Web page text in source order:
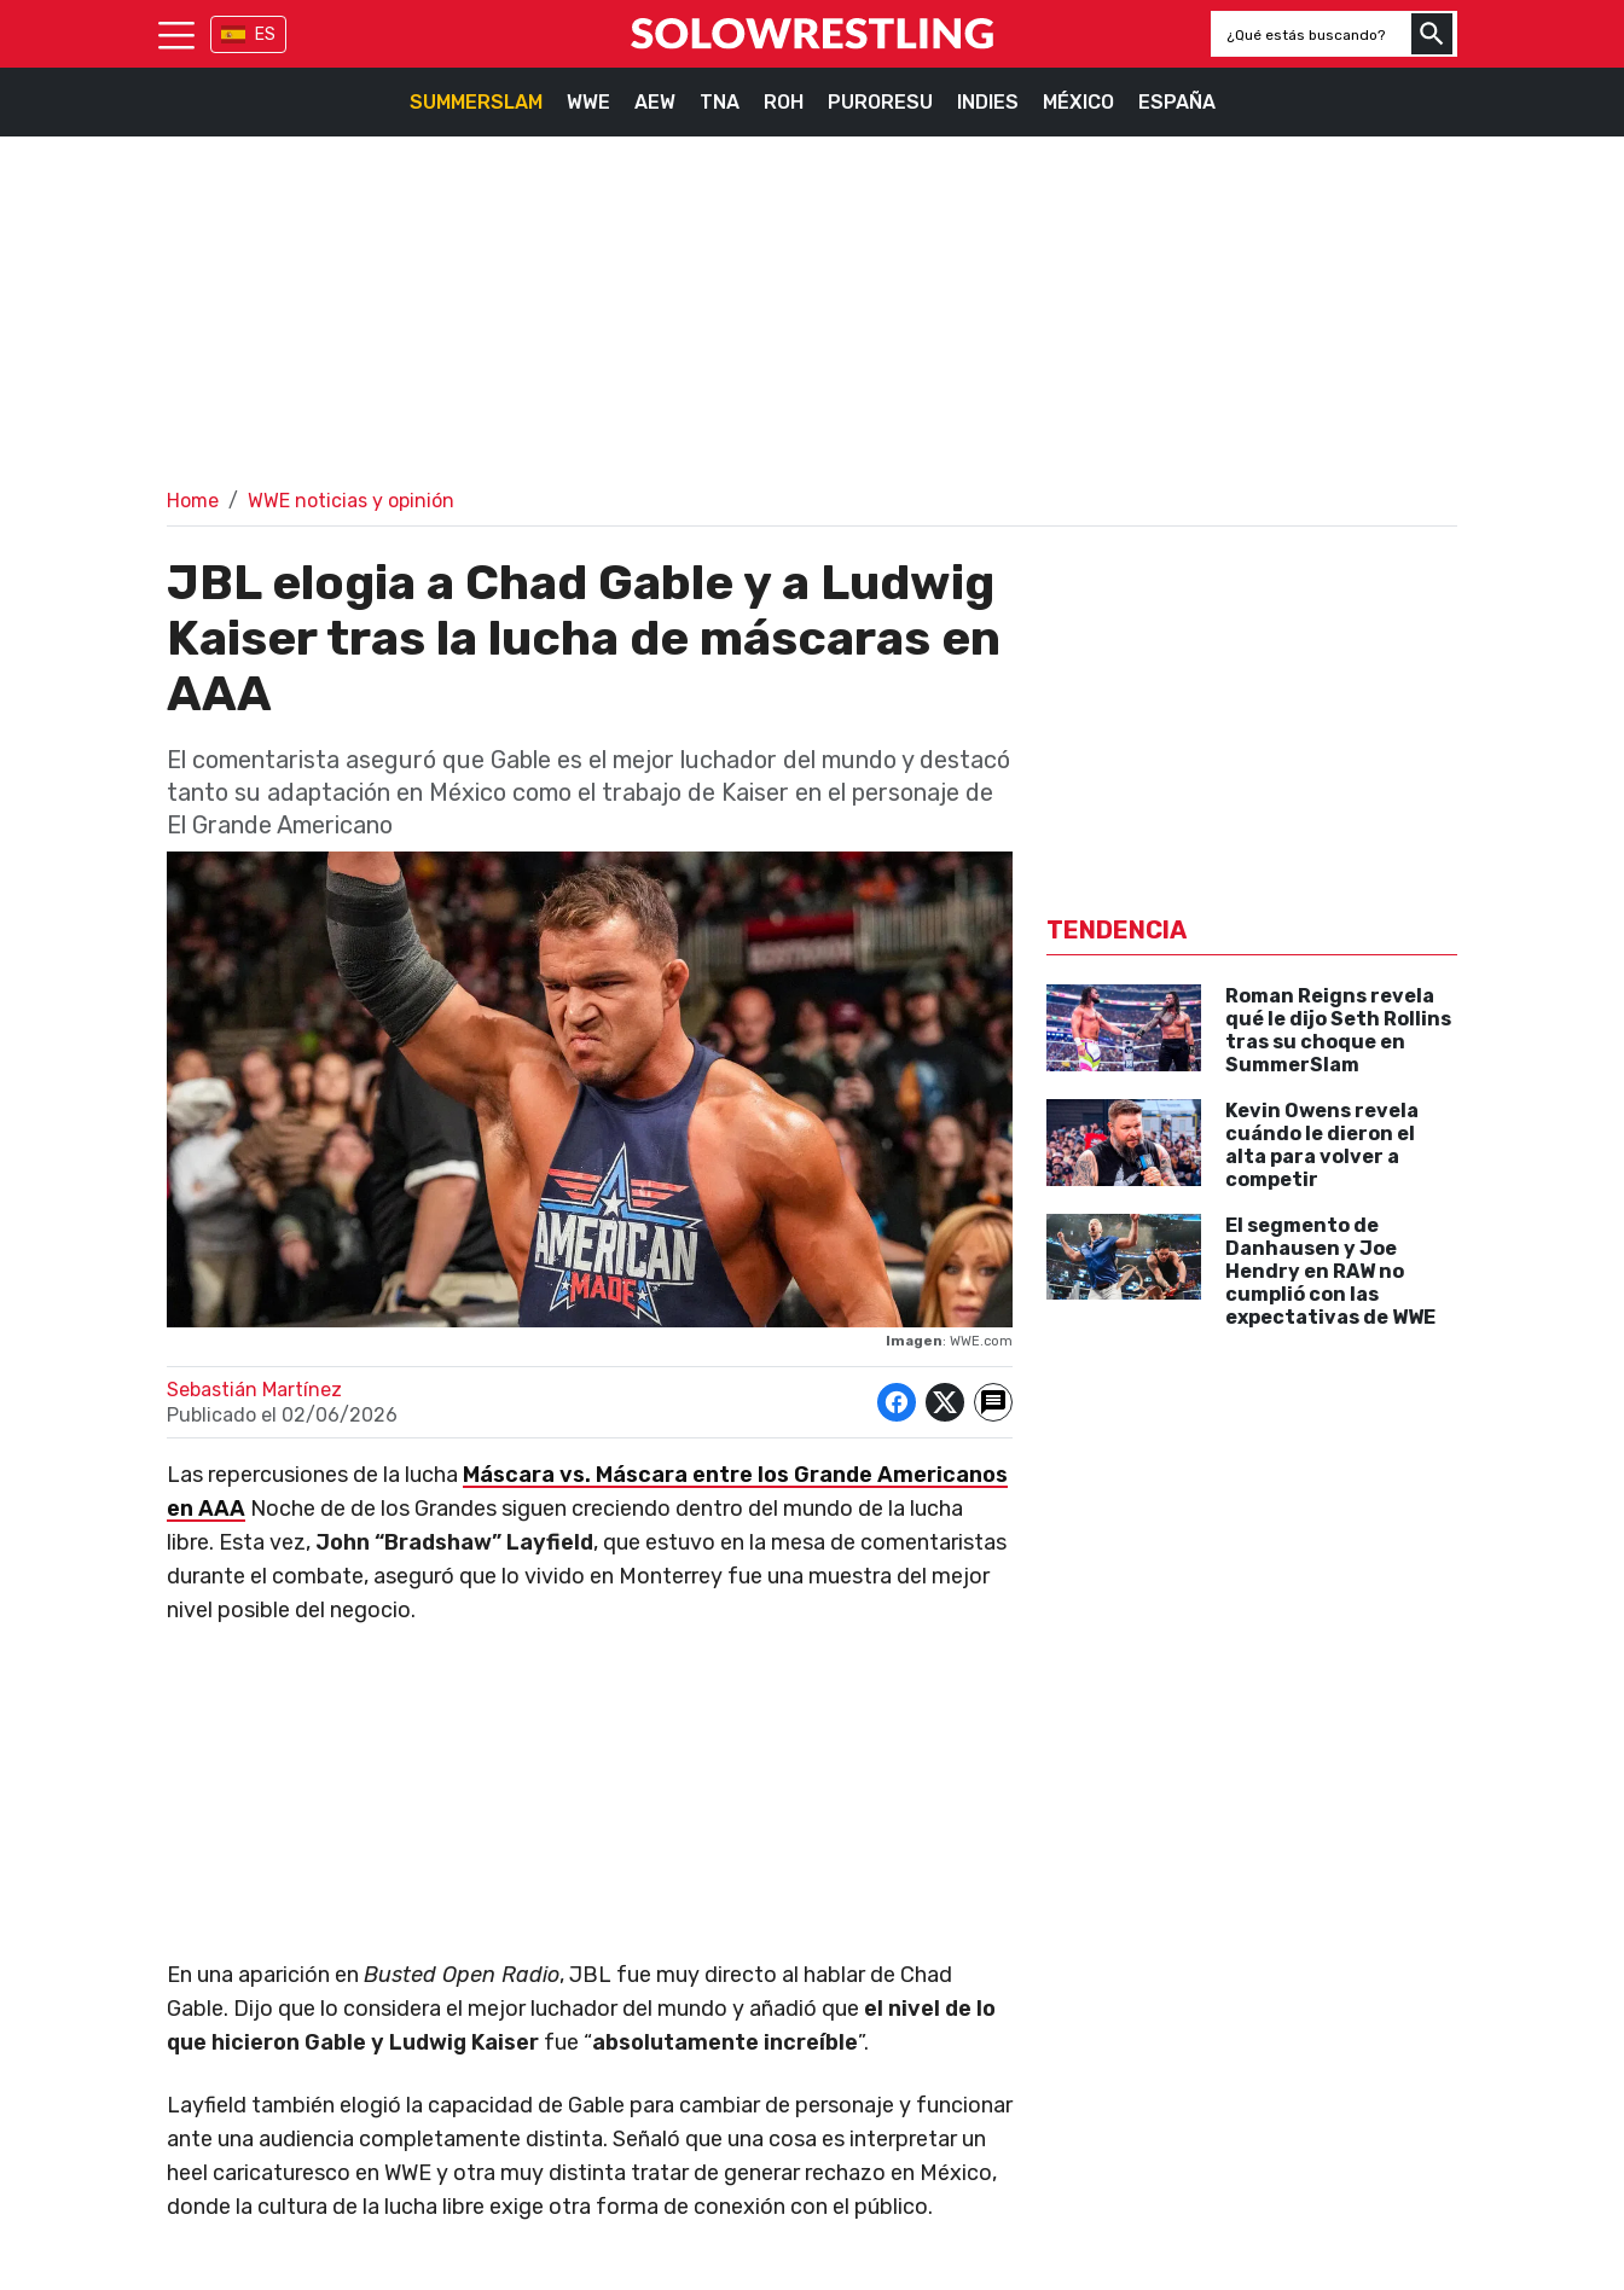
ES
SUMMERSLAM WWE AEW TNA ROH PURORESU INDIES MÉXICO ESPAÑA
Home WWE noticias y opinión
JBL elogia a Chad Gable y a Ludwig
Kaiser tras la lucha de máscaras en
AAA
El comentarista aseguró que Gable es el mejor luchador del mundo y destacó
tanto su adaptación en México como el trabajo de Kaiser en el personaje de
El Grande Americano
Imagen: WWE.com
Sebastián Martínez
Publicado el 02/06/2026
Las repercusiones de la lucha Máscara vs. Máscara entre los Grande Americanos
en AAA Noche de de los Grandes siguen creciendo dentro del mundo de la lucha
libre. Esta vez, John “Bradshaw” Layfield, que estuvo en la mesa de comentaristas
durante el combate, aseguró que lo vivido en Monterrey fue una muestra del mejor
nivel posible del negocio.
En una aparición en Busted Open Radio, JBL fue muy directo al hablar de Chad
Gable. Dijo que lo considera el mejor luchador del mundo y añadió que el nivel de lo
que hicieron Gable y Ludwig Kaiser fue “absolutamente increíble”.
Layfield también elogió la capacidad de Gable para cambiar de personaje y funcionar
ante una audiencia completamente distinta. Señaló que una cosa es interpretar un
heel caricaturesco en WWE y otra muy distinta tratar de generar rechazo en México,
donde la cultura de la lucha libre exige otra forma de conexión con el público.
TENDENCIA
Roman Reigns revela
qué le dijo Seth Rollins
tras su choque en
SummerSlam
Kevin Owens revela
cuándo le dieron el
alta para volver a
competir
El segmento de
Danhausen y Joe
Hendry en RAW no
cumplió con las
expectativas de WWE